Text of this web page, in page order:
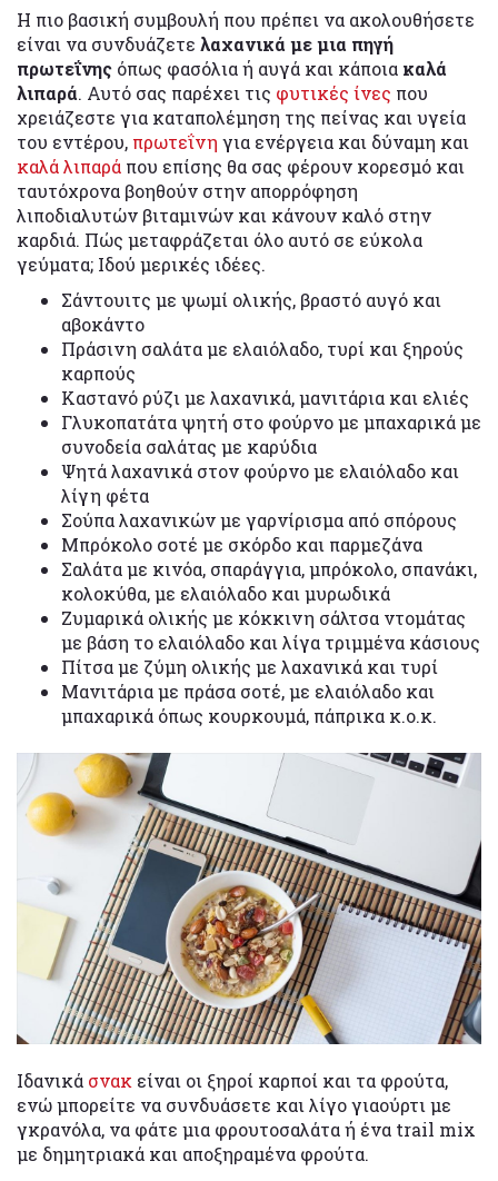
Η πιο βασική συμβουλή που πρέπει να ακολουθήσετε
είναι να συνδυάζετε λαχανικά με μια πηγή
πρωτεΐνης όπως φασόλια ή αυγά και κάποια καλά
λιπαρά. Αυτό σας παρέχει τις φυτικές ίνες που
χρειάζεστε για καταπολέμηση της πείνας και υγεία
του εντέρου, πρωτεΐνη για ενέργεια και δύναμη και
καλά λιπαρά που επίσης θα σας φέρουν κορεσμό και
ταυτόχρονα βοηθούν στην απορρόφηση
λιποδιαλυτών βιταμινών και κάνουν καλό στην
καρδιά. Πώς μεταφράζεται όλο αυτό σε εύκολα
γεύματα; Ιδού μερικές ιδέες.
Σάντουιτς με ψωμί ολικής, βραστό αυγό και
αβοκάντο
Πράσινη σαλάτα με ελαιόλαδο, τυρί και ξηρούς
καρπούς
Καστανό ρύζι με λαχανικά, μανιτάρια και ελιές
Γλυκοπατάτα ψητή στο φούρνο με μπαχαρικά με
συνοδεία σαλάτας με καρύδια
Ψητά λαχανικά στον φούρνο με ελαιόλαδο και
λίγη φέτα
Σούπα λαχανικών με γαρνίρισμα από σπόρους
Μπρόκολο σοτέ με σκόρδο και παρμεζάνα
Σαλάτα με κινόα, σπαράγγια, μπρόκολο, σπανάκι,
κολοκύθα, με ελαιόλαδο και μυρωδικά
Ζυμαρικά ολικής με κόκκινη σάλτσα ντομάτας
με βάση το ελαιόλαδο και λίγα τριμμένα κάσιους
Πίτσα με ζύμη ολικής με λαχανικά και τυρί
Μανιτάρια με πράσα σοτέ, με ελαιόλαδο και
μπαχαρικά όπως κουρκουμά, πάπρικα κ.ο.κ.
Ιδανικά σνακ είναι οι ξηροί καρποί και τα φρούτα,
ενώ μπορείτε να συνδυάσετε και λίγο γιαούρτι με
γκρανόλα, να φάτε μια φρουτοσαλάτα ή ένα trail mix
με δημητριακά και αποξηραμένα φρούτα.